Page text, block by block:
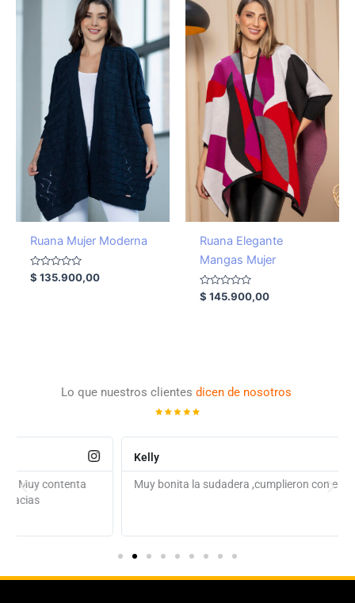
Ruana Mujer Moderna
Valorado
con
$ 135.900,00
Ruana Elegante
Mangas Mujer
Valorado
con
$ 145.900,00
Lo que nuestros clientes dicen de nosotros
Muy bonita la sudadera ,cumplieron con el día de entrega.